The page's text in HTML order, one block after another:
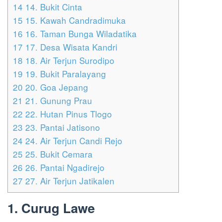
14 14. Bukit Cinta
15 15. Kawah Candradimuka
16 16. Taman Bunga Wiladatika
17 17. Desa Wisata Kandri
18 18. Air Terjun Surodipo
19 19. Bukit Paralayang
20 20. Goa Jepang
21 21. Gunung Prau
22 22. Hutan Pinus Tlogo
23 23. Pantai Jatisono
24 24. Air Terjun Candi Rejo
25 25. Bukit Cemara
26 26. Pantai Ngadirejo
27 27. Air Terjun Jatikalen
1. Curug Lawe